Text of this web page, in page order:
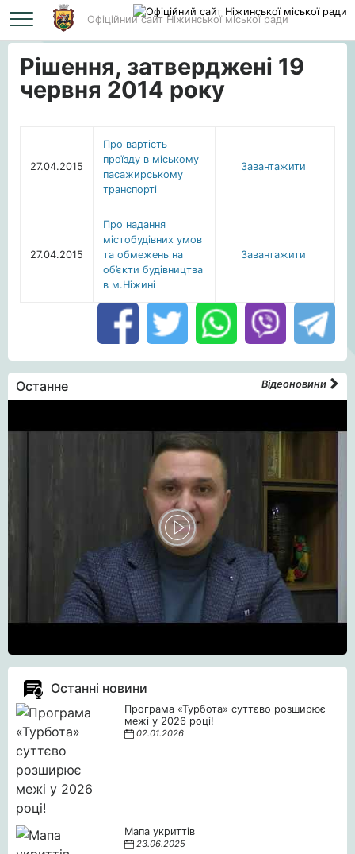
Офіційний сайт Ніжинської міської ради
Головна Рішення, затверджені 19 червня 2014 року
Рішення, затверджені 19
червня 2014 року
27.04.2015
Про вартість
проїзду в міському
пасажирському
транспорті
Завантажити
27.04.2015
Про надання
містобудівних умов
та обмежень на
об’єкти будівництва
в м.Ніжині
Завантажити
Останне Відеоновини
Останні новини
Програма «Турбота» суттєво розширює
межі у 2026 році!
02.01.2026
Мапа укриттів
23.06.2025